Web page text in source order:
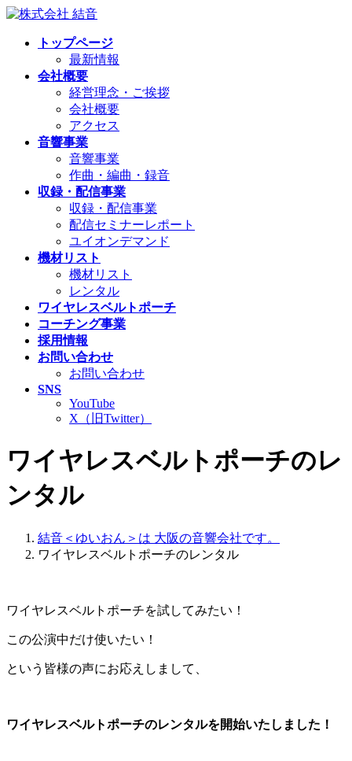
コ
ナ
トップページ
最新情報
会社概要
経営理念・ご挨拶
会社概要
アクセス
音響事業
音響事業
作曲・編曲・録音
収録・配信事業
収録・配信事業
配信セミナーレポート
ユイオンデマンド
機材リスト
機材リスト
レンタル
ワイヤレスベルトポーチ
コーチング事業
採用情報
お問い合わせ
お問い合わせ
SNS
YouTube
X（旧Twitter）
ワイヤレスベルトポーチのレ
ンタル
結音＜ゆいおん＞は 大阪の音響会社です。
ワイヤレスベルトポーチのレンタル
ワイヤレスベルトポーチを試してみたい！
この公演中だけ使いたい！
という皆様の声にお応えしまして、
ワイヤレスベルトポーチのレンタルを開始いたしました！